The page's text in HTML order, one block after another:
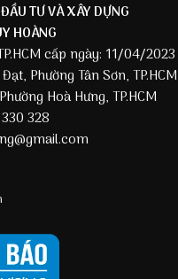
TƯ VÀ XÂY DỰNG
HOÀNG
cấp ngày: 11/04/2023
Phường Tân Sơn, TP.HCM
Hoà Hưng, TP.HCM
328